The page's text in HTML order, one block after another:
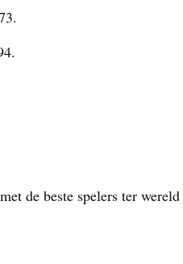
de beste spelers ter